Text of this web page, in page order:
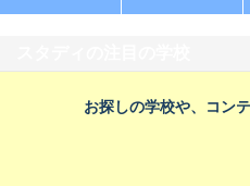
お探しの学校や、コン